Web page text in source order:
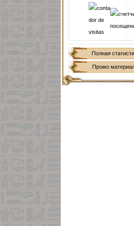
Полная
Промо